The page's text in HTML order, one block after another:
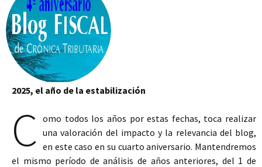
2025, el año de la estabilización
C omo todos los años por estas fechas, toca realizar
una valoración del impacto y la relevancia del blog,
en este caso en su cuarto aniversario. Mantendremos
el mismo período de análisis de años anteriores, del 1 de